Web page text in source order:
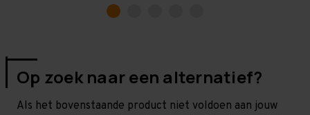
Op zoek naar een alternatief?
Als het bovenstaande product niet voldoen aan jouw